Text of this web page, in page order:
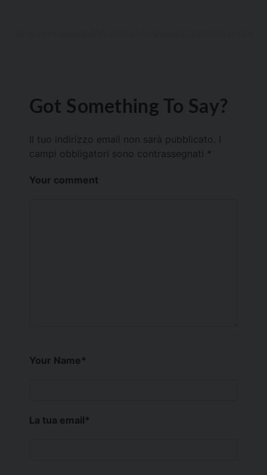
Got Something To Say?
Il tuo indirizzo email non sarà pubblicato.
campi obbligatori sono contrassegnati *
Your comment
Your Name*
La tua email*